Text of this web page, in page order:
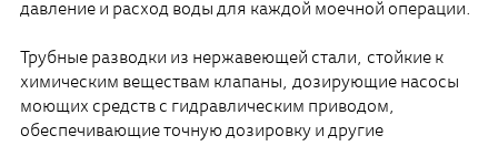
давление и расход воды для каждой моечной операции.
Трубные разводки из нержавеющей стали, стойкие к
химическим веществам клапаны, дозирующие насосы
моющих средств с гидравлическим приводом,
обеспечивающие точную дозировку и другие